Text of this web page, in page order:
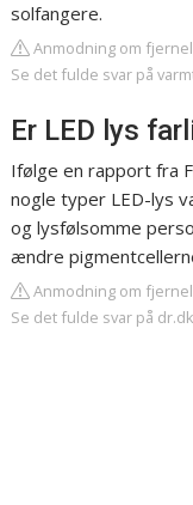
solfangere.
Anmodning om
Se det fulde svar på
Er LED lys
Ifølge en rapport fra
nogle typer LED-lys
og lysfølsomme
ændre
Anmodning om
Se det fulde svar på dr.dk